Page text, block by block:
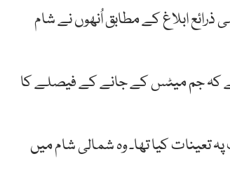
والی تھی۔ عالمی ذرائع ابلاغ کے مطابق اُنھوں نے شام
ہے کہ جم میٹس کے جانے کے فیصلے کا
مک کو اکتوبر 2015 میں اس منصب پہ تعینات کیا تھا۔ وہ شمالی شام میں